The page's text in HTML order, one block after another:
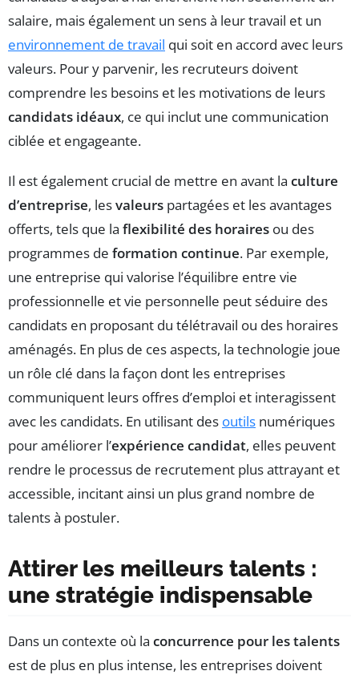
salaire, mais également un sens à leur travail et un
environnement de travail qui soit en accord avec leurs
valeurs. Pour y parvenir, les recruteurs doivent
comprendre les besoins et les motivations de leurs
candidats idéaux, ce qui inclut une communication
ciblée et engageante.
Il est également crucial de mettre en avant la culture
d’entreprise, lesvaleurs partagées et les avantages
offerts, tels que la flexibilité des horaires ou des
programmes de formation continue. Par exemple,
une entreprise qui valorise l’équilibre entre vie
professionnelle et vie personnelle peut séduire des
candidats en proposant du télétravail ou des horaires
aménagés. En plus de ces aspects, la technologie joue
un rôle clé dans la façon dont les entreprises
communiquent leurs offres d’emploi et interagissent
avec les candidats. En utilisant des outils numériques
pour améliorer l’expérience candidat, elles peuvent
rendre le processus de recrutement plus attrayant et
accessible, incitant ainsi un plus grand nombre de
talents à postuler.
Attirer les meilleurs talents :
une stratégie indispensable
Dans un contexte où la concurrence pour les talents
est de plus en plus intense, les entreprises doivent